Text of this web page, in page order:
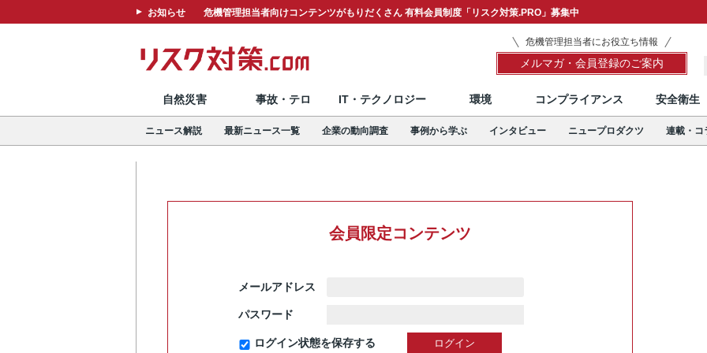
お知らせ 危機管理担当者向けコンテンツがもりだくさん 有料会員制度「リスク対策.PRO」募集中
危機管理担当者にお役立ち情報
メルマガ・会員登録のご案内
自然災害 事故・テロ IT・テクノロジー 環境 コンプライアンス 安全衛生
ニュース解説 最新ニュース一覧 企業の動向調査 事例から学ぶ インタビュー ニュープロダクツ 連載・コ
会員限定コンテンツ
メールアドレス
パスワード
ログイン状態を保存する